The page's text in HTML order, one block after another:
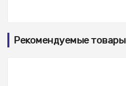
Рекомендуемые товары